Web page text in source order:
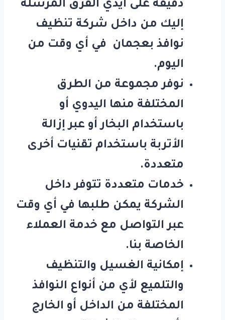
دقيقة على أيدي الفرق المرسلة
إليك من داخل شركة تنظيف
نوافذ بعجمان
في أي وقت من
اليوم.
نوفر مجموعة من الطرق
المختلفة منها اليدوي أو
باستخدام البخار أو عبر إزالة
الأتربة باستخدام تقنيات أخرى
متعددة.
خدمات متعددة تتوفر داخل
الشركة يمكن طلبها في أي وقت
عبر التواصل مع خدمة العملاء
الخاصة بنا.
إمكانية الغسيل والتنظيف
والتلميع لأي من أنواع النوافذ
المختلفة من الداخل أو الخارج